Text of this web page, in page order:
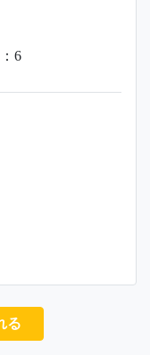
6
る